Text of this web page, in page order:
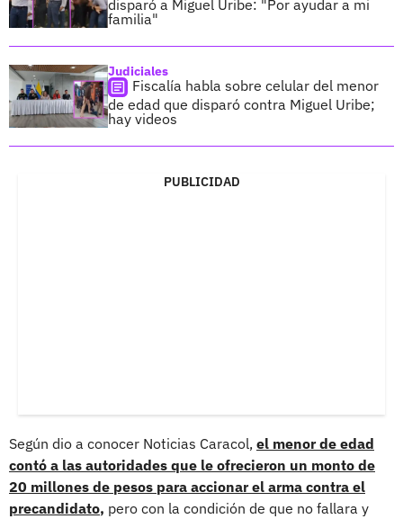
disparó a Miguel Uribe: "Por ayudar a mi
familia"
Judiciales
Fiscalía habla sobre celular del menor
de edad que disparó contra Miguel Uribe;
hay videos
PUBLICIDAD
Según dio a conocer Noticias Caracol, el menor de edad
contó a las autoridades que le ofrecieron un monto de
20 millones de pesos para accionar el arma contra el
precandidato, pero con la condición de que no fallara y